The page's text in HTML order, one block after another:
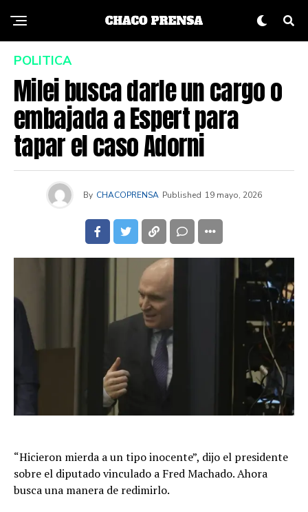
POLITICA
Milei busca darle un cargo o
embajada a Espert para
tapar el caso Adorni
By CHACOPRENSA Published 19 mayo, 2026
“Hicieron mierda a un tipo inocente”, dijo el presidente
sobre el diputado vinculado a Fred Machado. Ahora
busca una manera de redimirlo.